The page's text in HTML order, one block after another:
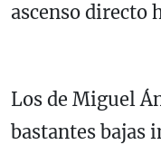
ascenso directo
Los de Miguel
bastantes bajas